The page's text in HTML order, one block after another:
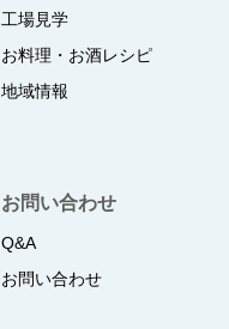
工場見学
お料理・お酒レシピ
地域情報
お問い合わせ
Q&A
お問い合わせ